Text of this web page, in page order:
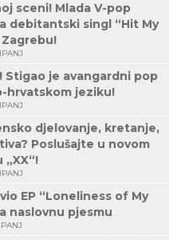
sceni! Mlada V-pop
debitantski singl “Hit My
Stigao je avangardni pop
hrvatskom jeziku!
djelovanje, kretanje,
Poslušajte u novom
„XX“!
EP “Loneliness of My
naslovnu pjesmu